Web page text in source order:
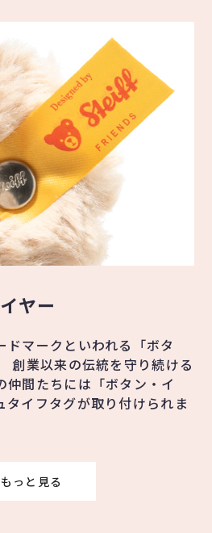
ヤー
ドマークといわれる「ボタ
創業以来の伝統を守り続ける
仲間たちには「ボタン・イ
タイフタグが取り付けられま
もっと見る